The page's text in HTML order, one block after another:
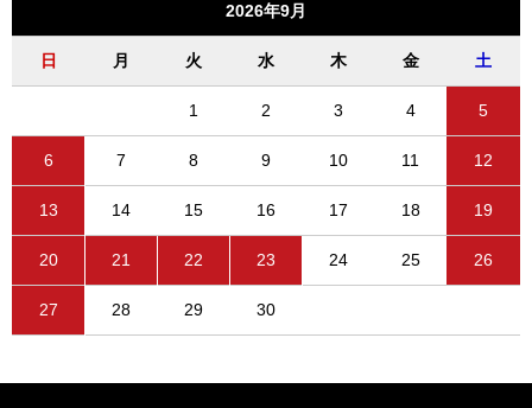
2026年9月
日 月 火 水 木 金 土
1 2 3 4 5
6 7 8 9 10 11 12
13 14 15 16 17 18 19
20 21 22 23 24 25 26
27 28 29 30